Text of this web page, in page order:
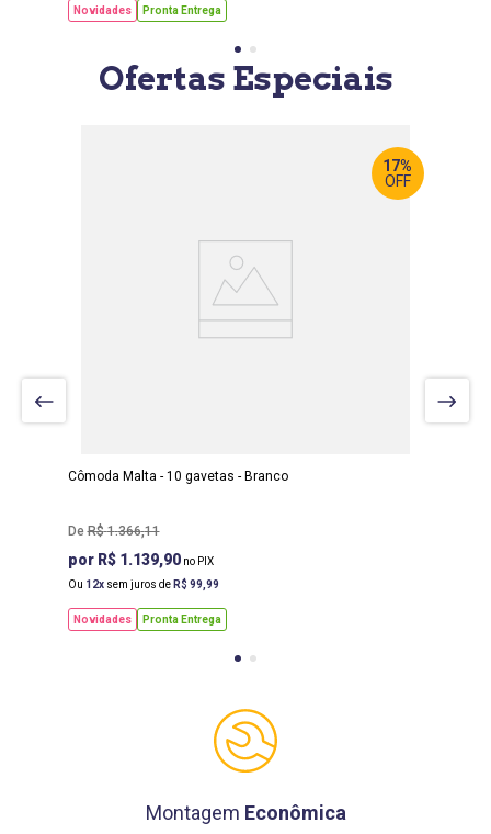
Novidades Pronta Entrega
Ofertas Especiais
Cômoda Malta - 10 gavetas - Branco
R$ 1.366,11
R$ 1.139,90
Ou 12 sem juros de R$ 99 99
Novidades Pronta Entrega
17%
OFF
Montagem Econômica